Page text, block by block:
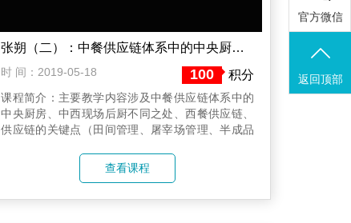
张朔（二）：中餐供应链体系中的中央厨房.mp4
时 间：2019-05-18 100 积分
课程简介：主要教学内容涉及中餐供应链体系中的
中央厨房、中西现场后厨不同之处、西餐供应链、
供应链的关键点（田间管理、屠宰场管理、半成品
应急计划）、现有中央厨房介绍、餐饮全产业链
查看课程
官方微信
返回顶部